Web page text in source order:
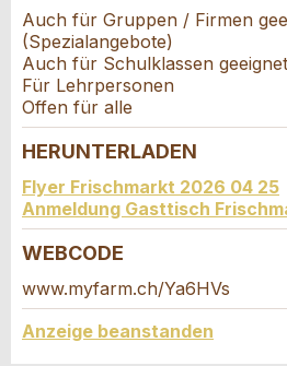
* Pflichtfeld
Information: Zur
This site is protected by reCAPTCHA
Policyand Terms of Serviceapply.
ANMELDEN
Kontaktpersonen dieser
Adresse
Auch für Gruppen / Firmen
(Spezialangebote)
Auch für Schulklassen
Für Lehrpersonen
Offen für alle
HERUNTERLADEN
Flyer Frischmarkt 2026 04 25
Anmeldung Gasttisch
WEBCODE
www.myfarm.ch/Ya6HVs
Anzeige beanstanden